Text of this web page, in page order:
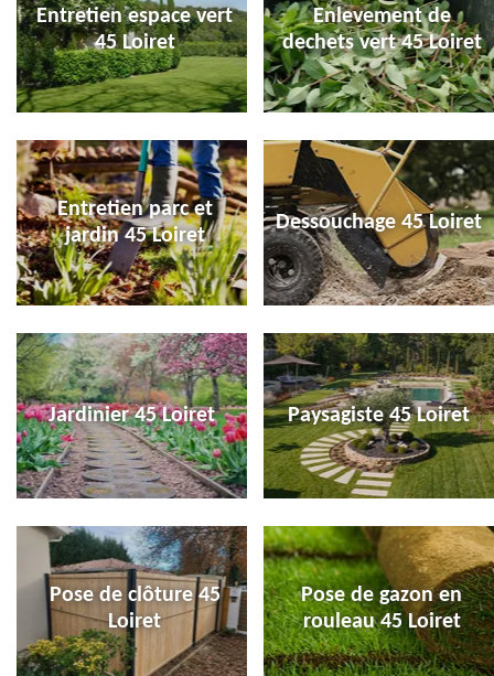
Entretien espace vert
45 Loiret
Enlevement de
dechets vert 45 Loiret
Entretien parc et
jardin 45 Loiret
Dessouchage 45 Loiret
Jardinier 45 Loiret Paysagiste 45 Loiret
Pose de clôture 45
Loiret
Pose de gazon en
rouleau 45 Loiret